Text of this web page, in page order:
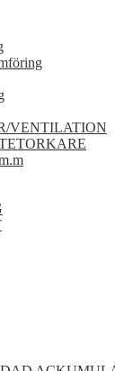
VENTILATION